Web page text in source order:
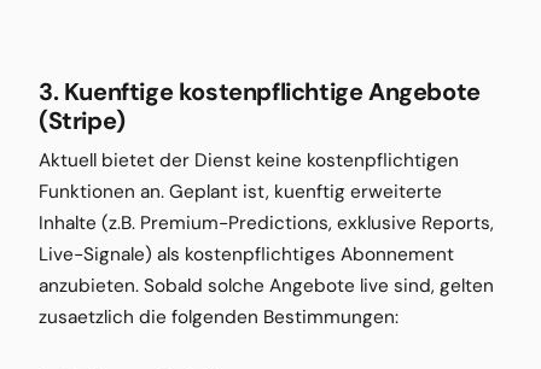
3. Kuenftige kostenpflichtige Angebote
(Stripe)
Aktuell bietet der Dienst keine kostenpflichtigen
Funktionen an. Geplant ist, kuenftig erweiterte
Inhalte (z.B. Premium-Predictions, exklusive Reports,
Live-Signale) als kostenpflichtiges Abonnement
anzubieten. Sobald solche Angebote live sind, gelten
zusaetzlich die folgenden Bestimmungen: